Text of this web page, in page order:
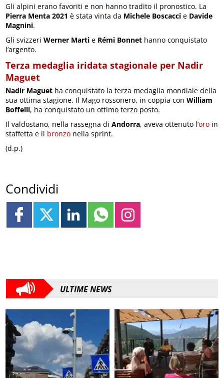
Gli alpini erano favoriti e non hanno tradito il pronostico. La
Pierra Menta 2021 è stata vinta da Michele Boscacci e Davide
Magnini.
Gli svizzeriWerner Marti e Rémi Bonnet hanno conquistato
l’argento.
Terza medaglia iridata stagionale per Nadir
Maguet
Nadir Maguet ha conquistato la terza medaglia mondiale della
sua ottima stagione. Il Mago rossonero, in coppia conWilliam
Boffelli, ha conquistato un ottimo terzo posto.
Il valdostano, nella rassegna diAndorra, aveva ottenuto l’oro in
staffetta e il bronzo nella sprint.
(d.p.)
Condividi
ULTIME NEWS